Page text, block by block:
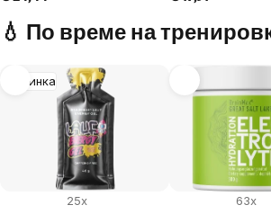
💧 По време на
новинка
25x 63x